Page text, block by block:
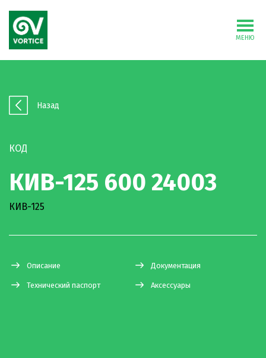
МЕНЮ
Назад
КОД
КИВ-125 600 24003
КИВ-125
Описание Документация
Технический паспорт Аксессуары